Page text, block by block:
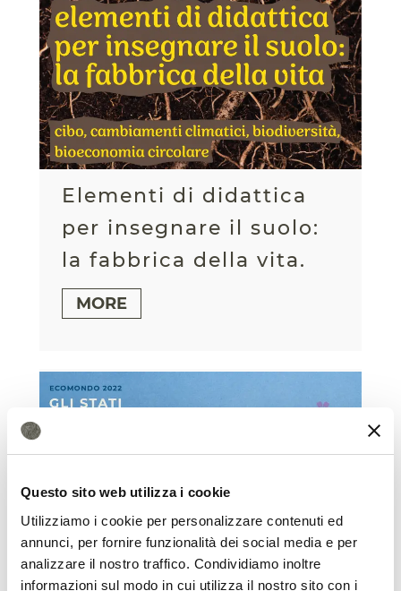
Questo sito web utilizza i cookie
Utilizziamo i cookie per personalizzare contenuti ed
annunci, per fornire funzionalità dei social media e per
analizzare il nostro traffico. Condividiamo inoltre
informazioni sul modo in cui utilizza il nostro sito con i
Elementi di didattica
per insegnare il suolo:
la fabbrica della vita.
MORE
Ecomondo 2022